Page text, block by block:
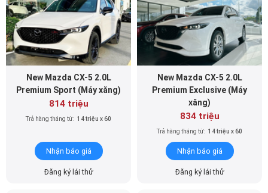
New Mazda CX-5 2.0L
Premium Sport (Máy xăng)
814 triệu
Trả hàng tháng từ: 14 triệu x 60
Nhận báo giá
Đăng ký lái thử
New Mazda CX-5 2.0L
Premium Exclusive (Máy
xăng)
834 triệu
Trả hàng tháng từ: 14 triệu x 60
Nhận báo giá
Đăng ký lái thử